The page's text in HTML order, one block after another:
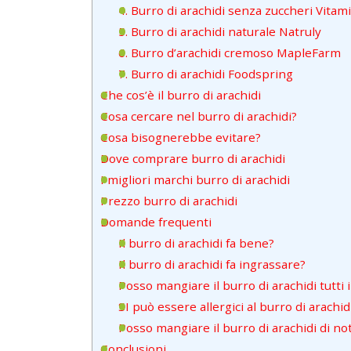
4. Burro di arachidi senza zuccheri
5. Burro di arachidi naturale Natruly
6. Burro d’arachidi cremoso MapleFarm
7. Burro di arachidi Foodspring
Che cos’è il burro di arachidi
Cosa cercare nel burro di arachidi?
Cosa bisognerebbe evitare?
Dove comprare burro di arachidi
I migliori marchi burro di arachidi
Prezzo burro di arachidi
Domande frequenti
Il burro di arachidi fa bene?
Il burro di arachidi fa ingrassare?
Posso mangiare il burro di arachidi tutti
SI può essere allergici al burro di
Posso mangiare il burro di arachidi di